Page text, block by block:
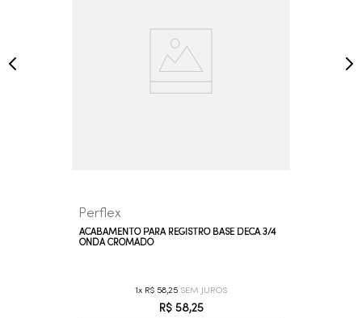
Perflex
ACABAMENTO PARA REGISTRO BASE DECA 3/4
ONDA CROMADO
1 R$ 58,25
R$ 58,25